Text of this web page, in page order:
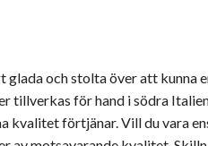
glada och stolta över att kunna
tillverkas för hand i södra
kvalitet förtjänar. Vill du vara